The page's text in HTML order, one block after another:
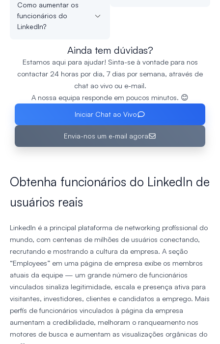
Como aumentar os
funcionários do
LinkedIn?
Ainda tem dúvidas?
Estamos aqui para ajudar! Sinta-se à vontade para nos
contactar 24 horas por dia, 7 dias por semana, através de
chat ao vivo ou e-mail.
A nossa equipa responde em poucos minutos. 😊
Iniciar Chat ao Vivo
Envia-nos um e‑mail agora
Obtenha funcionários do LinkedIn de
usuários reais
LinkedIn é a principal plataforma de networking profissional do
mundo, com centenas de milhões de usuários conectando,
recrutando e mostrando a cultura da empresa. A seção
“Employees” em uma página de empresa exibe os membros
atuais da equipe — um grande número de funcionários
vinculados sinaliza legitimidade, escala e presença ativa para
visitantes, investidores, clientes e candidatos a emprego. Mais
perfis de funcionários vinculados à página da empresa
aumentam a credibilidade, melhoram o ranqueamento nos
motores de busca e aumentam as visualizações orgânicas do